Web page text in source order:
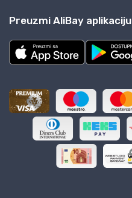
Preuzmi AliBay aplikaciju